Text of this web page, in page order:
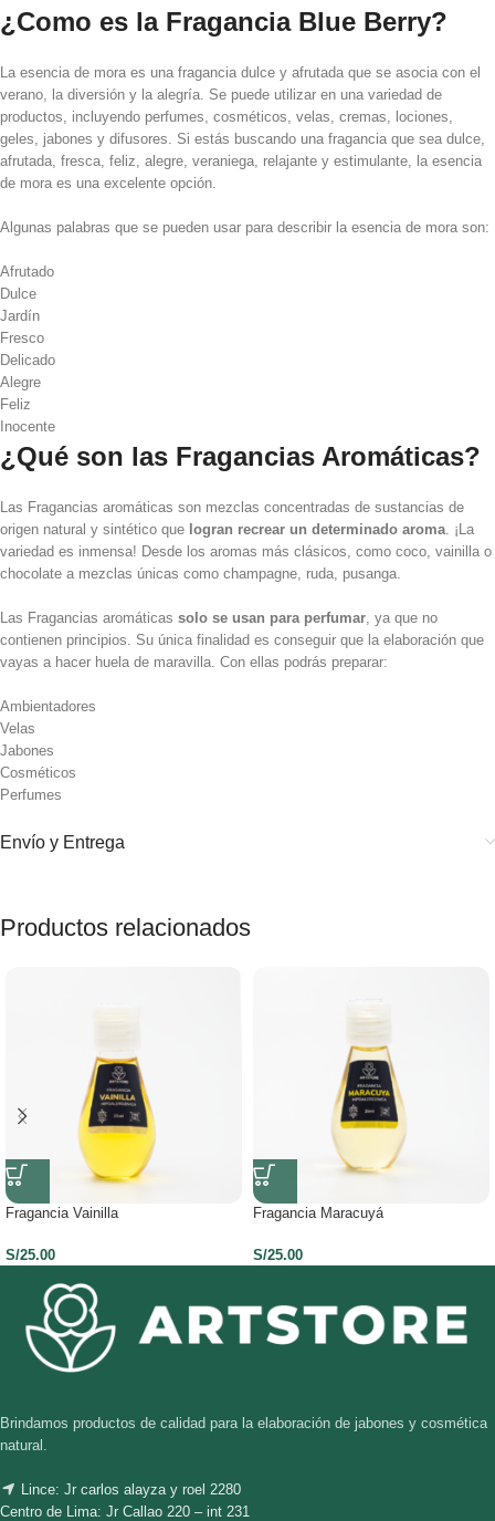
¿Como es la Fragancia Blue Berry?
La esencia de mora es una fragancia dulce y afrutada que se asocia con el
verano, la diversión y la alegría. Se puede utilizar en una variedad de
productos, incluyendo perfumes, cosméticos, velas, cremas, lociones,
geles, jabones y difusores. Si estás buscando una fragancia que sea dulce,
afrutada, fresca, feliz, alegre, veraniega, relajante y estimulante, la esencia
de mora es una excelente opción.
Algunas palabras que se pueden usar para describir la esencia de mora son:
Afrutado
Dulce
Jardín
Fresco
Delicado
Alegre
Feliz
Inocente
¿Qué son las Fragancias Aromáticas?
Las Fragancias aromáticas son mezclas concentradas de sustancias de
origen natural y sintético que logran recrear un determinado aroma. ¡La
variedad es inmensa! Desde los aromas más clásicos, como coco, vainilla o
chocolate a mezclas únicas como champagne, ruda, pusanga.
Las Fragancias aromáticas solo se usan para perfumar, ya que no
contienen principios. Su única finalidad es conseguir que la elaboración que
vayas a hacer huela de maravilla. Con ellas podrás preparar:
Ambientadores
Velas
Jabones
Cosméticos
Perfumes
Envío y Entrega
Productos relacionados
Fragancia Vainilla
S/25.00
Fragancia Maracuyá
S/25.00
Brindamos productos de calidad para la elaboración de jabones y cosmética
natural.
Lince: Jr carlos alayza y roel 2280
Centro de Lima: Jr Callao 220 – int 231